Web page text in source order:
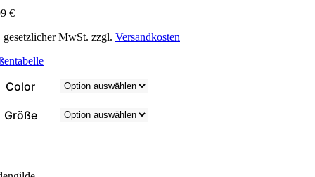
€
MwSt. zzgl. Versandkosten
Color
Größe